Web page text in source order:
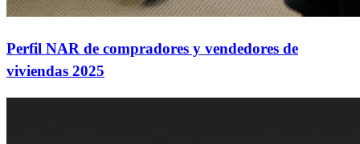
Perfil NAR de compradores y vendedores de
viviendas 2025